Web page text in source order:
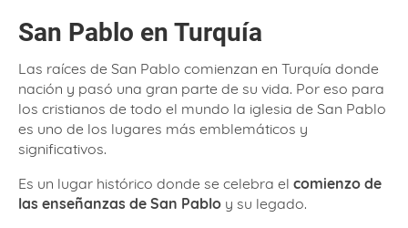
San Pablo en Turquía
Las raíces de San Pablo comienzan en Turquía donde
nación y pasó una gran parte de su vida. Por eso para
los cristianos de todo el mundo la iglesia de San Pablo
es uno de los lugares más emblemáticos y
significativos.
Es un lugar histórico donde se celebra el comienzo de
las enseñanzas de San Pablo y su legado.